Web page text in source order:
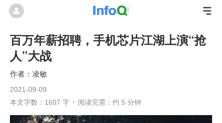
百万年薪招聘，手机芯片江湖上演“抢
人”大战
凌敏
2021-09-09
本文字数：1607 字
阅读完需：约 5 分钟